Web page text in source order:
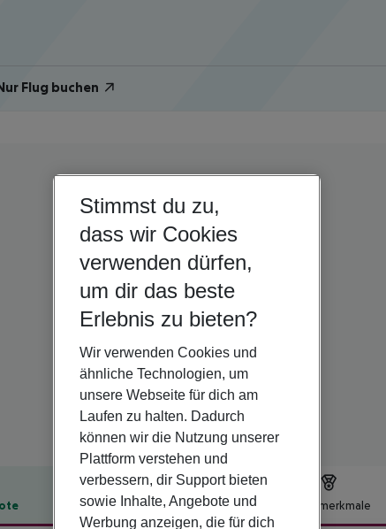
Flug buchen
Hotelbeschreibung Hotelmerkmale
Stimmst du zu,
dass wir Cookies
verwenden dürfen,
um dir das beste
Erlebnis zu bieten?
Wir verwenden Cookies und
ähnliche Technologien, um
unsere Webseite für dich am
Laufen zu halten. Dadurch
können wir die Nutzung unserer
Plattform verstehen und
verbessern, dir Support bieten
sowie Inhalte, Angebote und
Werbung anzeigen, die für dich